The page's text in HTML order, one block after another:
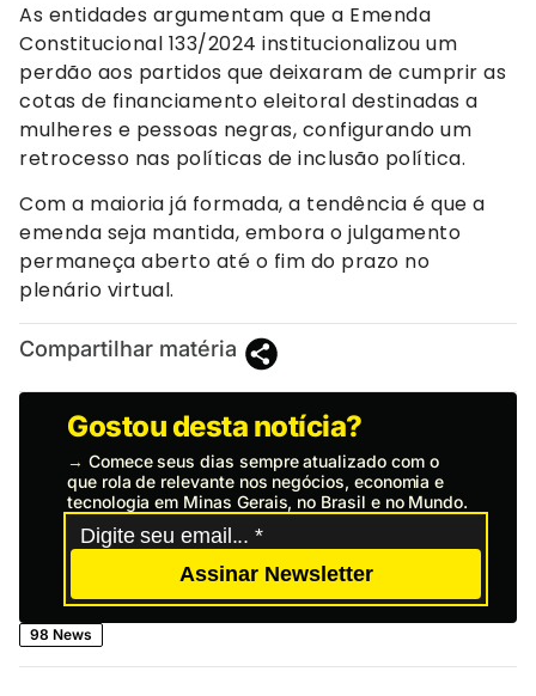
As entidades argumentam que a Emenda
Constitucional 133/2024 institucionalizou um
perdão aos partidos que deixaram de cumprir as
cotas de financiamento eleitoral destinadas a
mulheres e pessoas negras, configurando um
retrocesso nas políticas de inclusão política.
Com a maioria já formada, a tendência é que a
emenda seja mantida, embora o julgamento
permaneça aberto até o fim do prazo no
plenário virtual.
Compartilhar matéria
Gostou desta notícia?
→ Comece seus dias sempre atualizado com o
que rola de relevante nos negócios, economia e
tecnologia em Minas Gerais, no Brasil e no Mundo.
Assinar Newsletter
98 News